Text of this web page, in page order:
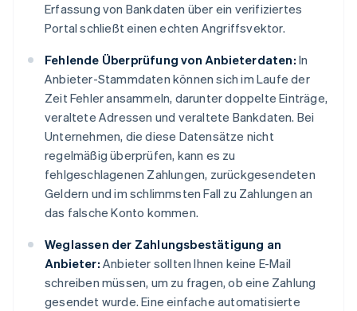
Erfassung von Bankdaten über ein verifiziertes
Portal schließt einen echten Angriffsvektor.
Fehlende Überprüfung von Anbieterdaten: In
Anbieter-Stammdaten können sich im Laufe der
Zeit Fehler ansammeln, darunter doppelte Einträge,
veraltete Adressen und veraltete Bankdaten. Bei
Unternehmen, die diese Datensätze nicht
regelmäßig überprüfen, kann es zu
fehlgeschlagenen Zahlungen, zurückgesendeten
Geldern und im schlimmsten Fall zu Zahlungen an
das falsche Konto kommen.
Weglassen der Zahlungsbestätigung an
Anbieter: Anbieter sollten Ihnen keine E-Mail
schreiben müssen, um zu fragen, ob eine Zahlung
gesendet wurde. Eine einfache automatisierte